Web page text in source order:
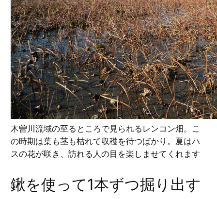
木曽川流域の至るところで見られるレンコン畑。こ
の時期は葉も茎も枯れて収穫を待つばかり。夏はハ
スの花が咲き、訪れる人の目を楽しませてくれます
鍬を使って1本ずつ掘り出す